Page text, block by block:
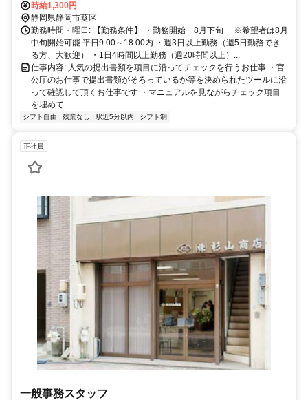
時給1,300円
静岡県静岡市葵区
勤務時間・曜日: 【勤務条件】 ・勤務開始 8月下旬 ※希望者は8月
中旬開始可能 平日9:00～18:00内 ・週3日以上勤務（週5日勤務でき
る方、大歓迎） ・1日4時間以上勤務（週20時間以上）...
仕事内容: 人気の提出書類を項目に沿ってチェックを行うお仕事 ・官
公庁のお仕事で提出書類がそろっているか等を決められたツールに沿
って確認して頂くお仕事です ・マニュアルを見ながらチェック項目
を埋めて...
シフト自由 残業なし 駅近5分以内 シフト制
正社員
一般事務スタッフ